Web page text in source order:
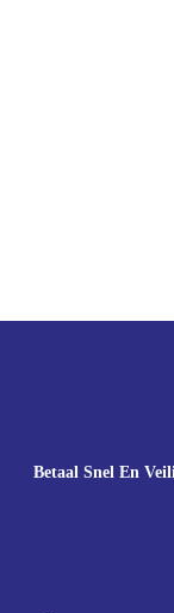
Betaal Snel En